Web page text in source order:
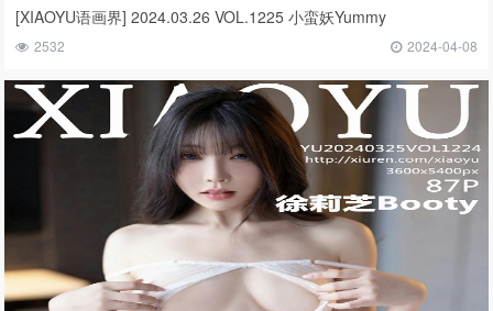
[XIAOYU语画界] 2024.03.26 VOL.1225 小蛮妖Yummy
2532 2024-04-08